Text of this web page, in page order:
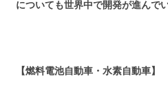
についても世界中で開発が進んで
【燃料電池自動車・水素自動車】